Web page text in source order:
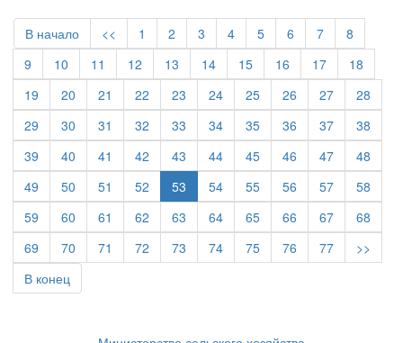
В начало << 1 2 3 4 5 6 7
8
9
10 11 12 13 14 15 16 17
18
19
20 21 22 23 24 25 26 27
28
29
30 31 32 33 34 35 36 37
38
39
40 41 42 43 44 45 46 47
48
49
50 51 52 53 54 55 56 57
58
59
60 61 62 63 64 65 66 67
68
69
70 71 72 73 74 75 76 77
>>
В конец